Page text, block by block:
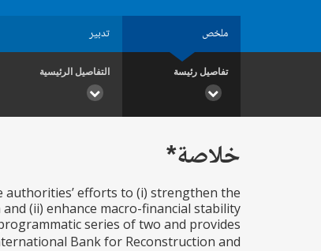
ملخص تدبير
تفاصيل رئيسة التفاصيل الرئيسية
خلاصة*
authorities’ efforts to (i) strengthen the
(ii) enhance macro-financial stability
series of two and provides
Bank for Reconstruction and...